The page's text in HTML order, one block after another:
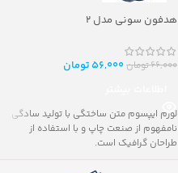
هدفون سونی مدل ۲
66,000تومان56,000تومان
لورم ایپسوم متن ساختگی با تولید سادگی
نامفهوم از صنعت چاپ و با استفاده از
طراحان گرافیک است.